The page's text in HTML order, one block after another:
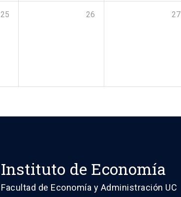
25 26 27
Instituto de Economía
Facultad de Economía y Administración UC